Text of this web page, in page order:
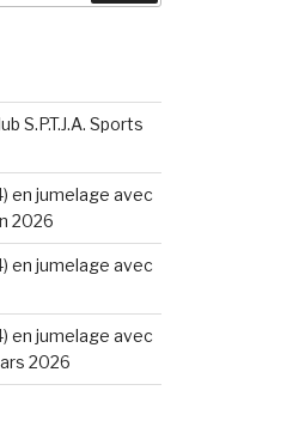
S.P.T.J.A. Sports
en jumelage avec
2026
en jumelage avec
en jumelage avec
2026